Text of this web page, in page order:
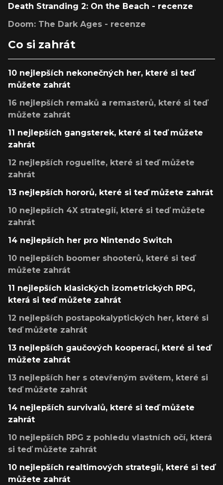
Death Stranding 2: On the Beach - recenze
Doom: The Dark Ages - recenze
Co si zahrát
10 nejlepších nekonečných her, které si teď
můžete zahrát
16 nejlepších remaků a remasterů, které si teď
můžete zahrát
11 nejlepších gangsterek, které si teď můžete
zahrát
12 nejlepších roguelite, které si teď můžete
zahrát
13 nejlepších hororů, které si teď můžete zahrát
10 nejlepších 4X strategií, které si teď můžete
zahrát
14 nejlepších her pro Nintendo Switch
10 nejlepších boomer shooterů, které si teď
můžete zahrát
11 nejlepších klasických izometrických RPG,
která si teď můžete zahrát
12 nejlepších postapokalyptických her, které si
teď můžete zahrát
13 nejlepších gaučových kooperací, které si teď
můžete zahrát
13 nejlepších her s otevřeným světem, které si
teď můžete zahrát
14 nejlepších survivalů, které si teď můžete
zahrát
10 nejlepších RPG z pohledu vlastních očí, která
si teď můžete zahrát
10 nejlepších realtimových strategií, které si teď
můžete zahrát